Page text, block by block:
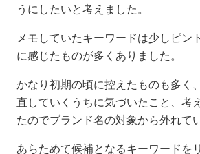
うにしたいと考えました。
メモしていたキーワードは少しピン
に感じたものが多くありました。
かなり初期の頃に控えたものも多く
直していくうちに気づいたこと、考
たのでブランド名の対象から外れて
あらためて候補となるキーワードを